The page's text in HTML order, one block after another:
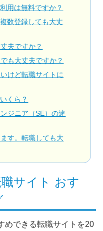
用は無料ですか？
数登録しても大丈
夫ですか？
も大丈夫ですか？
けど転職サイトに
くら？
ジニア（SE）の違
す。転職しても大
サイト おす
めできる転職サイトを20